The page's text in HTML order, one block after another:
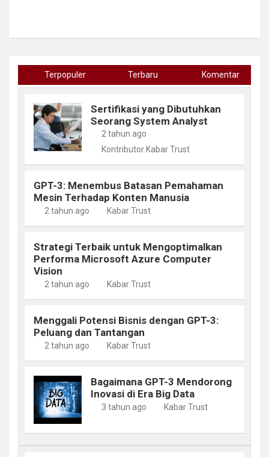
Terpopuler Terbaru Komentar
Sertifikasi yang Dibutuhkan
Seorang System Analyst
2 tahun ago
Kontributor Kabar Trust
GPT-3: Menembus Batasan Pemahaman
Mesin Terhadap Konten Manusia
2 tahun ago Kabar Trust
Strategi Terbaik untuk Mengoptimalkan
Performa Microsoft Azure Computer
Vision
2 tahun ago Kabar Trust
Menggali Potensi Bisnis dengan GPT-3:
Peluang dan Tantangan
2 tahun ago Kabar Trust
Bagaimana GPT-3 Mendorong
Inovasi di Era Big Data
3 tahun ago Kabar Trust